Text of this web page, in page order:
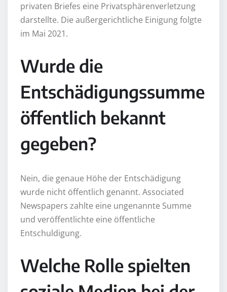
privaten Briefes eine Privatsphärenverletzung
darstellte. Die außergerichtliche Einigung folgte
im Mai 2021.
Wurde die
Entschädigungssumme
öffentlich bekannt
gegeben?
Nein, die genaue Höhe der Entschädigung
wurde nicht öffentlich genannt. Associated
Newspapers zahlte eine ungenannte Summe
und veröffentlichte eine öffentliche
Entschuldigung.
Welche Rolle spielten